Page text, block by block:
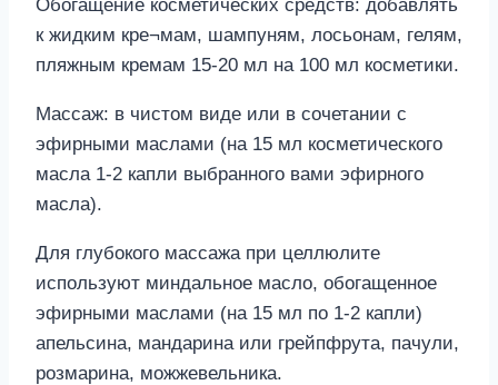
Обогащение косметических средств: добавлять
к жидким кре¬мам, шампуням, лосьонам, гелям,
пляжным кремам 15-20 мл на 100 мл косметики.
Массаж: в чистом виде или в сочетании с
эфирными маслами (на 15 мл косметического
масла 1-2 капли выбранного вами эфирного
масла).
Для глубокого массажа при целлюлите
используют миндальное масло, обогащенное
эфирными маслами (на 15 мл по 1-2 капли)
апельсина, мандарина или грейпфрута, пачули,
розмарина, можжевельника.